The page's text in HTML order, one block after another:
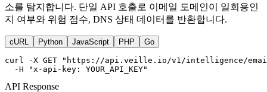
소를 탐지합니다. 단일 API 호출로 이메일 도메인이 일회용인
지 여부와 위험 점수, DNS 상태 데이터를 반환합니다.
cURL Python JavaScript PHP Go
curl -X GET "https://api.veille.io/v1/intelligence/
  -H "x-api-key: YOUR_API_KEY"
API Response